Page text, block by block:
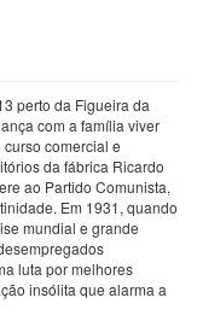
perto da Figueira da
com a família viver
comercial e
da fábrica Ricardo
ao Partido Comunista,
Em 1931, quando
mundial e grande
luta por melhores
insólita que alarma a